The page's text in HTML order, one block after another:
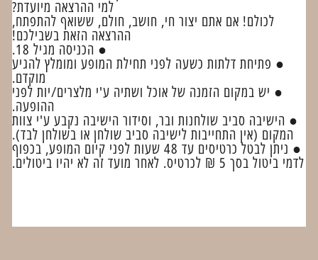
למי ההרצאה מיועדת?
לכולם! אם אתם יצור חי, חושב, חולם, ששואף להתפתח,
ההרצאה הזאת בשבילכם!
● הכניסה מגיל 18.
● פתיחת דלתות כשעה לפני תחילת המופע ומומלץ להגיע
מוקדם.
● יש במקום הזמנה של אוכל ושתיה ע'י מלצרים/יות לפני
ההופעה.
● הישיבה סביב שולחנות ובר, וסידור הישיבה נקבע ע'י צוות
המקום (אין התחייבות לישיבה סביב שולחן או בשולחן לבד).
● ניתן לבטל כרטיסים עד 48 שעות לפני קיום המופע, בכפוף
לדמי ביטול בסך 5 ₪ לכרטיס. לאחר מועד זה לא יהיו ביטולים.